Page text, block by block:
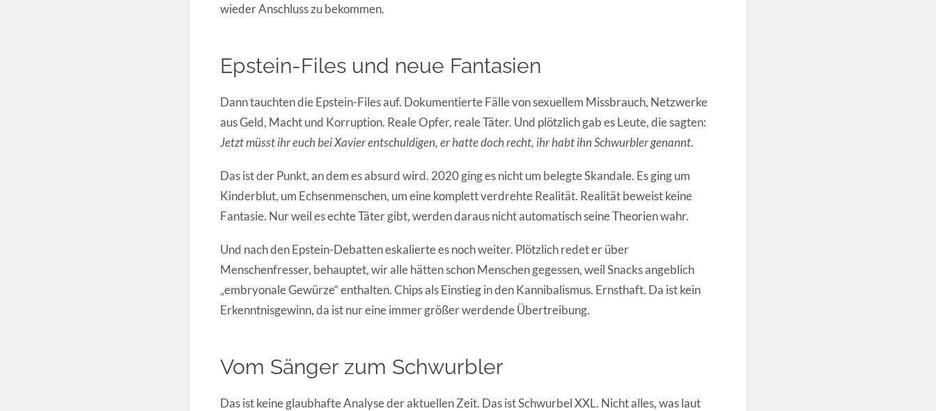
wieder Anschluss zu bekommen.
Epstein-Files und neue Fantasien
Dann tauchten die Epstein-Files auf. Dokumentierte Fälle von sexuellem Missbrauch, Netzwerke
aus Geld, Macht und Korruption. Reale Opfer, reale Täter. Und plötzlich gab es Leute, die sagten:
Jetzt müsst ihr euch bei Xavier entschuldigen, er hatte doch recht, ihr habt ihn Schwurbler genannt.
Das ist der Punkt, an dem es absurd wird. 2020 ging es nicht um belegte Skandale. Es ging um
Kinderblut, um Echsenmenschen, um eine komplett verdrehte Realität. Realität beweist keine
Fantasie. Nur weil es echte Täter gibt, werden daraus nicht automatisch seine Theorien wahr.
Und nach den Epstein-Debatten eskalierte es noch weiter. Plötzlich redet er über
Menschenfresser, behauptet, wir alle hätten schon Menschen gegessen, weil Snacks angeblich
„embryonale Gewürze“ enthalten. Chips als Einstieg in den Kannibalismus. Ernsthaft. Da ist kein
Erkenntnisgewinn, da ist nur eine immer größer werdende Übertreibung.
Vom Sänger zum Schwurbler
Das ist keine glaubhafte Analyse der aktuellen Zeit. Das ist Schwurbel XXL. Nicht alles, was laut